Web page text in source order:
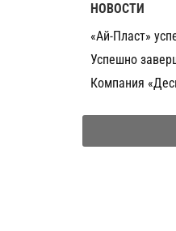
НОВОСТИ
«Ай-Пласт»
Успешно
Компания